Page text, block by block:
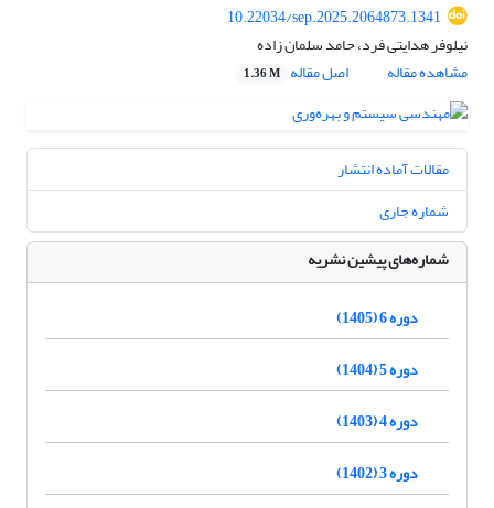
10.22034/sep.2025.2064873.1341
نیلوفر هدایتی فرد، حامد سلمان زاده
مشاهده مقاله
اصل مقاله 1.36 M
مقالات آماده انتشار
شماره جاری
شماره‌های پیشین نشریه
دوره 6 (1405)
دوره 5 (1404)
دوره 4 (1403)
دوره 3 (1402)